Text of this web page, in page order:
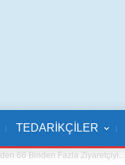
TEDARİKÇİLER
66 Binden Fazla Ziyaretçiyi...